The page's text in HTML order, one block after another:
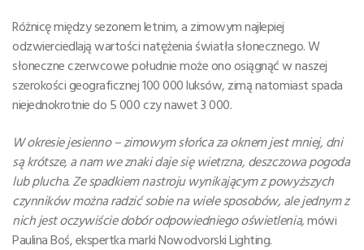
Różnicę między sezonem letnim, a zimowym najlepiej
odzwierciedlają wartości natężenia światła słonecznego. W
słoneczne czerwcowe południe może ono osiągnąć w naszej
szerokości geograficznej 100 000 luksów, zimą natomiast spada
niejednokrotnie do 5 000 czy nawet 3 000.
W okresie jesienno – zimowym słońca za oknem jest mniej, dni
są krótsze, a nam we znaki daje się wietrzna, deszczowa pogoda
lub plucha. Ze spadkiem nastroju wynikającym z powyższych
czynników można radzić sobie na wiele sposobów, ale jednym z
nich jest oczywiście dobór odpowiedniego oświetlenia,mówi
Paulina Boś, ekspertka marki Nowodvorski Lighting.